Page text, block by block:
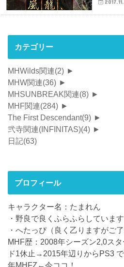
カテゴリー
MHWilds関連(2) ►
MHW関連(36) ►
MHSUNBREAK関連(8) ►
MHF関連(284) ►
The First Descendant(9) ►
弐寺関連(INFINITAS)(4) ►
日記(63)
プロフィール
キャラクター名：たまれん
・野良で良くふらふらしています
・へたっぴ（良く乙りますがご了
MHF歴：2008年シーズン2,0ス
ド1休止→2015年辺りからPS3
年MHFZ←今ココ！